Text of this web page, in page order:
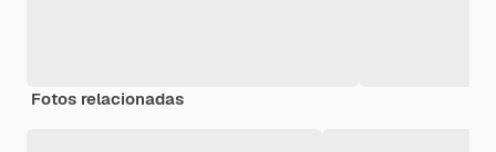
Fotos relacionadas